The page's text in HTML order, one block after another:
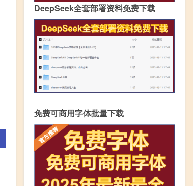
DeepSeek全套部署资料免费下载
免费可商用字体批量下载